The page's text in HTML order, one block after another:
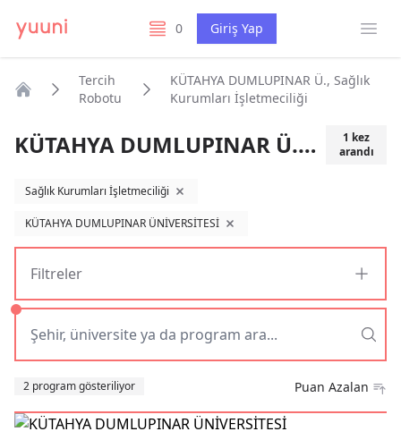
0
listelerim Giriş Yap
Tercih
Robotu
KÜTAHYA DUMLUPINAR Ü., Sağlık
Kurumları İşletmeciliği
KÜTAHYA DUMLUPINAR Ü., Sağlık Kurumları İşletmeciliği 1 kez
arandı
Sağlık Kurumları İşletmeciliği filtreyi kaldır
KÜTAHYA DUMLUPINAR ÜNİVERSİTESİ filtreyi kaldır
Filtreler
2 program gösteriliyor Puan Azalan